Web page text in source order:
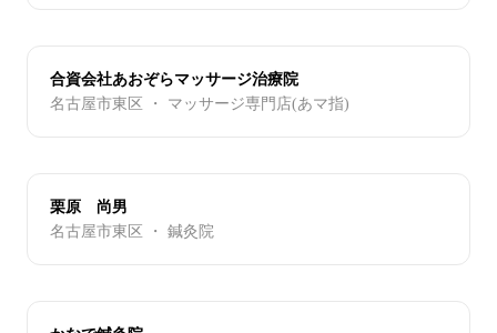
合資会社あおぞらマッサージ治療院
名古屋市東区 ・ マッサージ専門店(あマ指)
栗原 尚男
名古屋市東区 ・ 鍼灸院